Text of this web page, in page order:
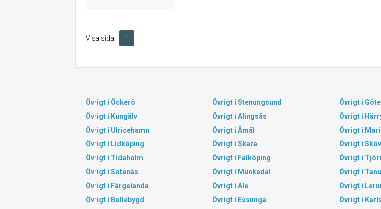
Visa sida: 1
Övrigt i Öckerö Övrigt i Stenungsund Övrigt i
Övrigt i Kungälv
Övrigt i Alingsås Övrigt i
Övrigt i Ulricehamn
Övrigt i Åmål Övrigt i
Övrigt i Lidköping
Övrigt i Skara Övrigt i
Övrigt i Tidaholm
Övrigt i Falköping Övrigt i
Övrigt i Sotenäs
Övrigt i Munkedal Övrigt i
Övrigt i Färgelanda
Övrigt i Ale Övrigt i
Övrigt i Bollebygd
Övrigt i Essunga Övrigt i